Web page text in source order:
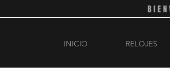
INICIO RELOJES